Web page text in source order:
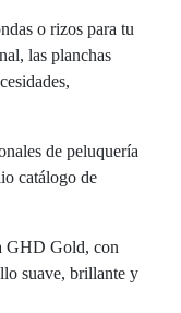
o rizos para tu
las planchas
de peluquería
catálogo de
GHD Gold, con
suave, brillante y